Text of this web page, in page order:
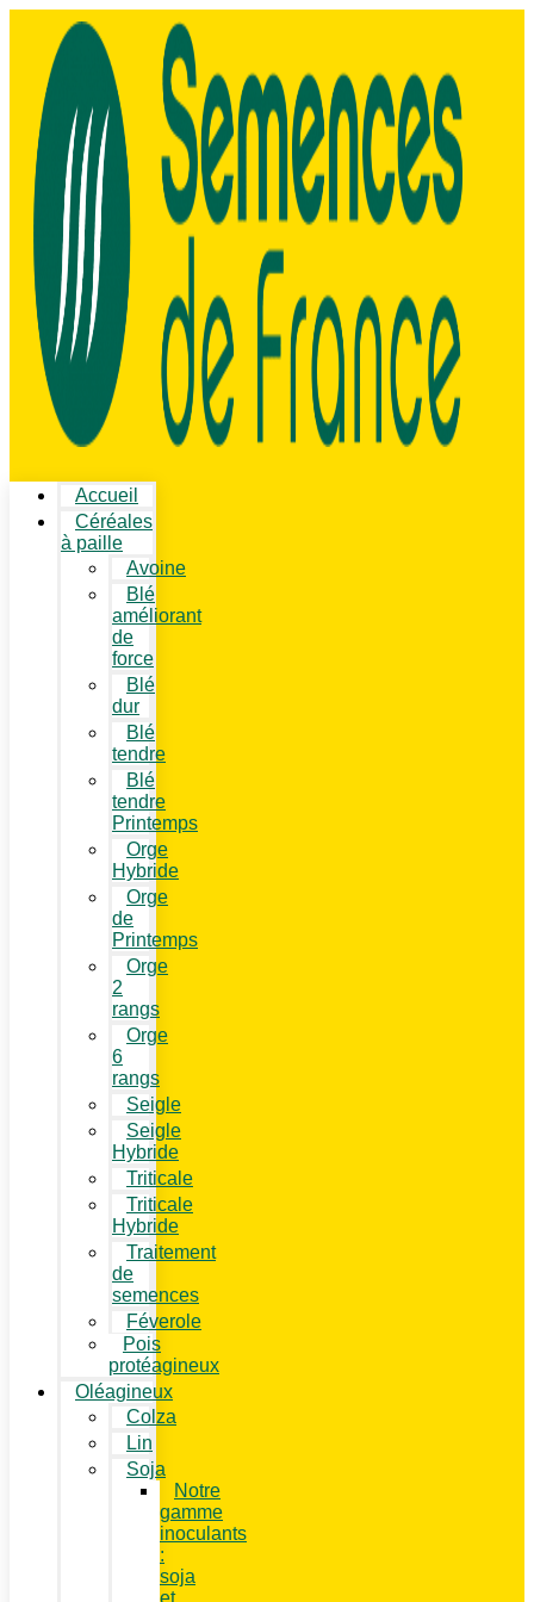
Accueil
Céréales
à paille
Avoine
Blé
améliorant
de
force
Blé
dur
Blé
tendre
Blé
tendre
Printemps
Orge
Hybride
Orge
de
Printemps
Orge
2
rangs
Orge
6
rangs
Seigle
Seigle
Hybride
Triticale
Triticale
Hybride
Traitement
de
semences
Féverole
Pois
protéagineux
Oléagineux
Colza
Lin
Soja
Notre
gamme
inoculants
:
soja
et